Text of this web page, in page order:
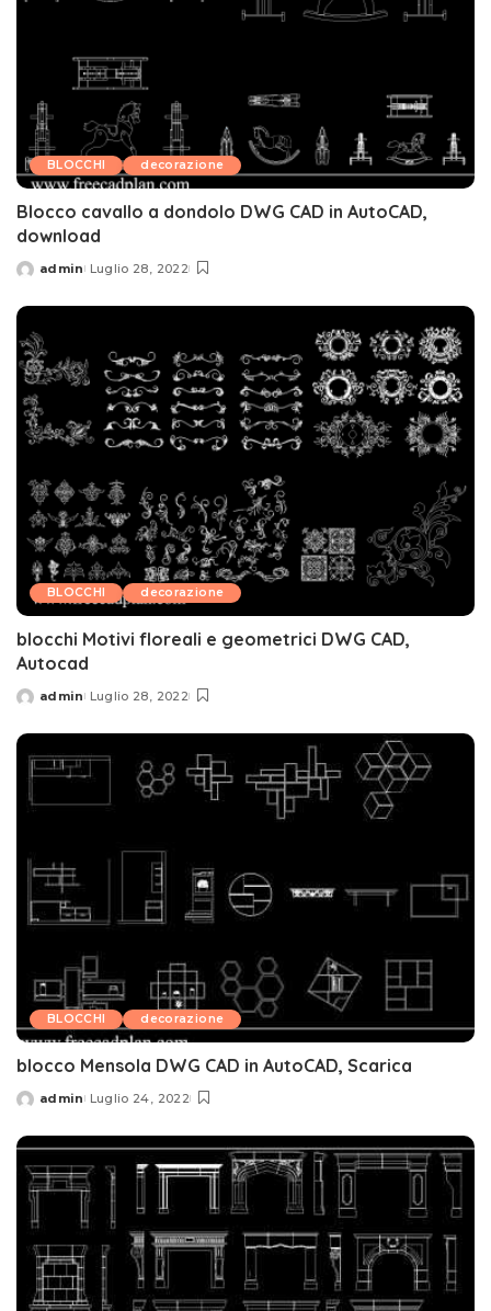
BLOCCHI decorazione
Blocco cavallo a dondolo DWG CAD in AutoCAD,
download
Posted
admin Luglio 28, 2022
BLOCCHI decorazione
blocchi Motivi floreali e geometrici DWG CAD,
Autocad
Posted
admin Luglio 28, 2022
BLOCCHI decorazione
blocco Mensola DWG CAD in AutoCAD, Scarica
Posted
admin Luglio 24, 2022